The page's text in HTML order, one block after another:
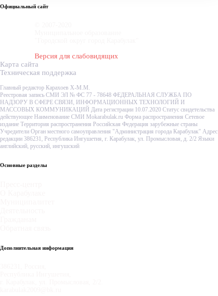
Официальный сайт
Версия для слабовидящих
Карта сайта
Техническая поддержка
Главный редактор Карахоев Х-М.М.
Реестровая запись СМИ ЭЛ № ФС 77 - 78648 ФЕДЕРАЛЬНАЯ СЛУЖБА ПО
НАДЗОРУ В СФЕРЕ СВЯЗИ, ИНФОРМАЦИОННЫХ ТЕХНОЛОГИЙ И
МАССОВЫХ КОММУНИКАЦИЙ Дата регистрации 10.07.2020 Статус свидетельства
действующее Наименование СМИ Mokarabulak.ru Форма распространения Сетевое
издание Территория распространения Российская Федерация зарубежные страны
Учредители Орган местного самоуправления "Администрация города Карабулак" Адрес
редакции 386231, Республика Ингушетия, г. Карабулак, ул. Промысловая, д. 2/2 Языки
английский, русский, ингушский
Основные разделы
Дополнительная информация